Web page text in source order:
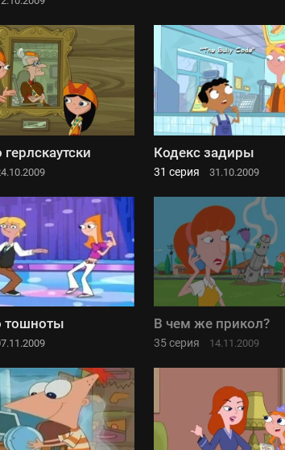
Кодекс задиры
31 серия 31.10.2009
тошноты В чем же прикол?
35 серия 14.11.2009